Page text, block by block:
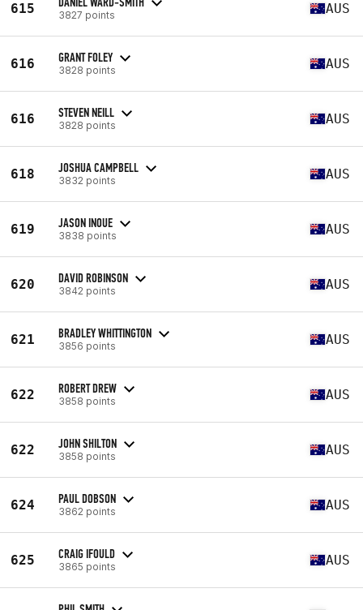
615 3827 points AUS
616 GRANT FOLEY
3828 points AUS
616 STEVEN NEILL
3828 points AUS
618 JOSHUA CAMPBELL
3832 points AUS
619 JASON INOUE
3838 points AUS
620 DAVID ROBINSON
3842 points AUS
621 BRADLEY WHITTINGTON
3856 points AUS
622 ROBERT DREW
3858 points AUS
622 JOHN SHILTON
3858 points AUS
624 PAUL DOBSON
3862 points AUS
625 CRAIG IFOULD
3865 points AUS